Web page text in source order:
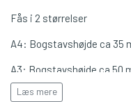
Fås i 2 størrelser
A4: Bogstavshøjde ca 35
A3: Bogstavshøjde ca 50
Mængderabat ved køb af 3
Læs mere